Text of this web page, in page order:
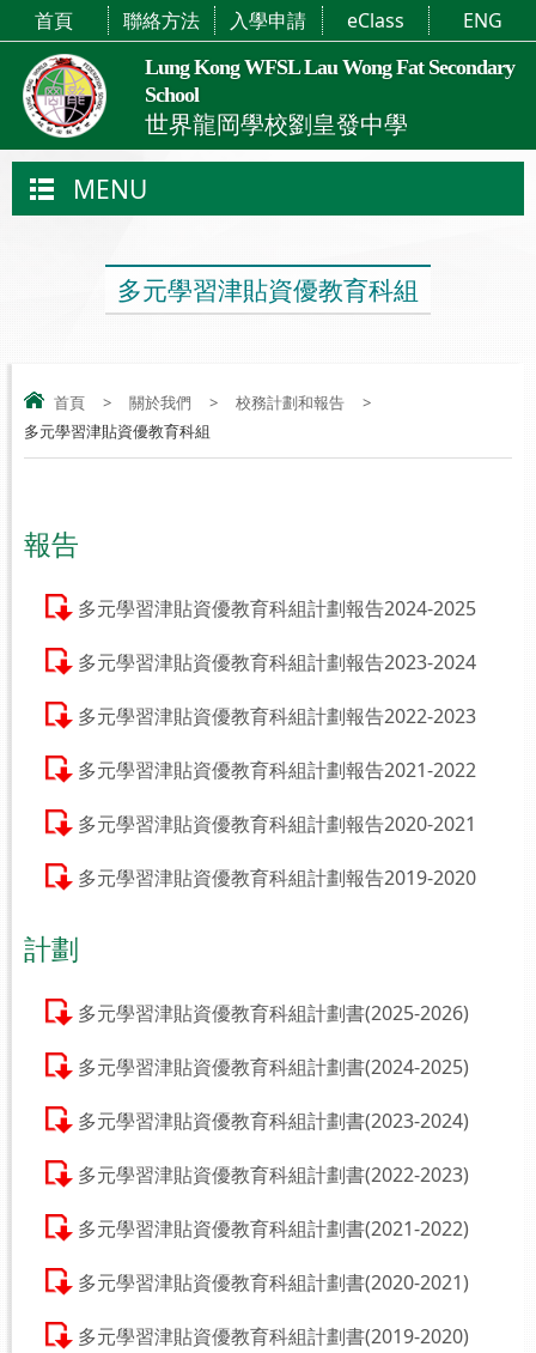
Lung Kong WFSL Lau Wong Fat Secondary
School
世界龍岡學校劉皇發中學
首頁 聯絡方法 入學申請 eClass ENG
MENU
多元學習津貼資優教育科組
首頁 > 關於我們 > 校務計劃和報告
>
多元學習津貼資優教育科組
報告
多元學習津貼資優教育科組計劃報告2024-2025
多元學習津貼資優教育科組計劃報告2023-2024
多元學習津貼資優教育科組計劃報告2022-2023
多元學習津貼資優教育科組計劃報告2021-2022
多元學習津貼資優教育科組計劃報告2020-2021
多元學習津貼資優教育科組計劃報告2019-2020
計劃
多元學習津貼資優教育科組計劃書(2025-2026)
多元學習津貼資優教育科組計劃書(2024-2025)
多元學習津貼資優教育科組計劃書(2023-2024)
多元學習津貼資優教育科組計劃書(2022-2023)
多元學習津貼資優教育科組計劃書(2021-2022)
多元學習津貼資優教育科組計劃書(2020-2021)
多元學習津貼資優教育科組計劃書(2019-2020)